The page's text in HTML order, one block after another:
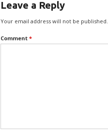
Leave a Reply
Your email address will not be published.
Comment *